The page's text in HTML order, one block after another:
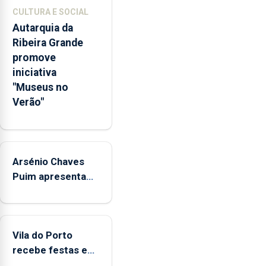
competências
pessoais,
emocionais
e
sociais
junto
das
CULTURA E SOCIAL
Autarquia da
Ribeira Grande
promove
iniciativa
"Museus no
Verão"
Arsénio Chaves
Puim apresenta
Biblioteca de Vila
Vila do Porto
recebe festas em